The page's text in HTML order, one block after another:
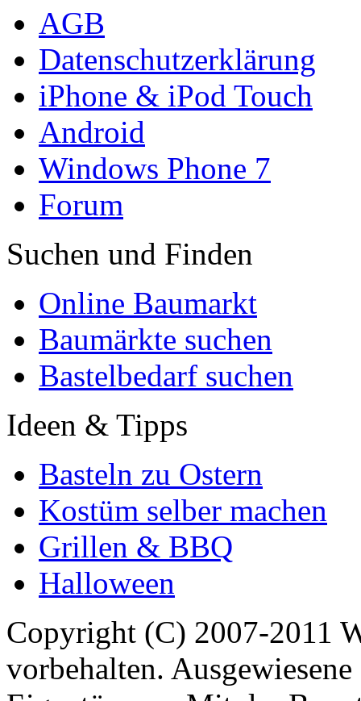
AGB
Datenschutzerklärung
iPhone & iPod Touch
Android
Windows Phone 7
Forum
Suchen und Finden
Online Baumarkt
Baumärkte suchen
Bastelbedarf suchen
Ideen & Tipps
Basteln zu Ostern
Kostüm selber machen
Grillen & BBQ
Halloween
Copyright (C) 2007-2011
vorbehalten.